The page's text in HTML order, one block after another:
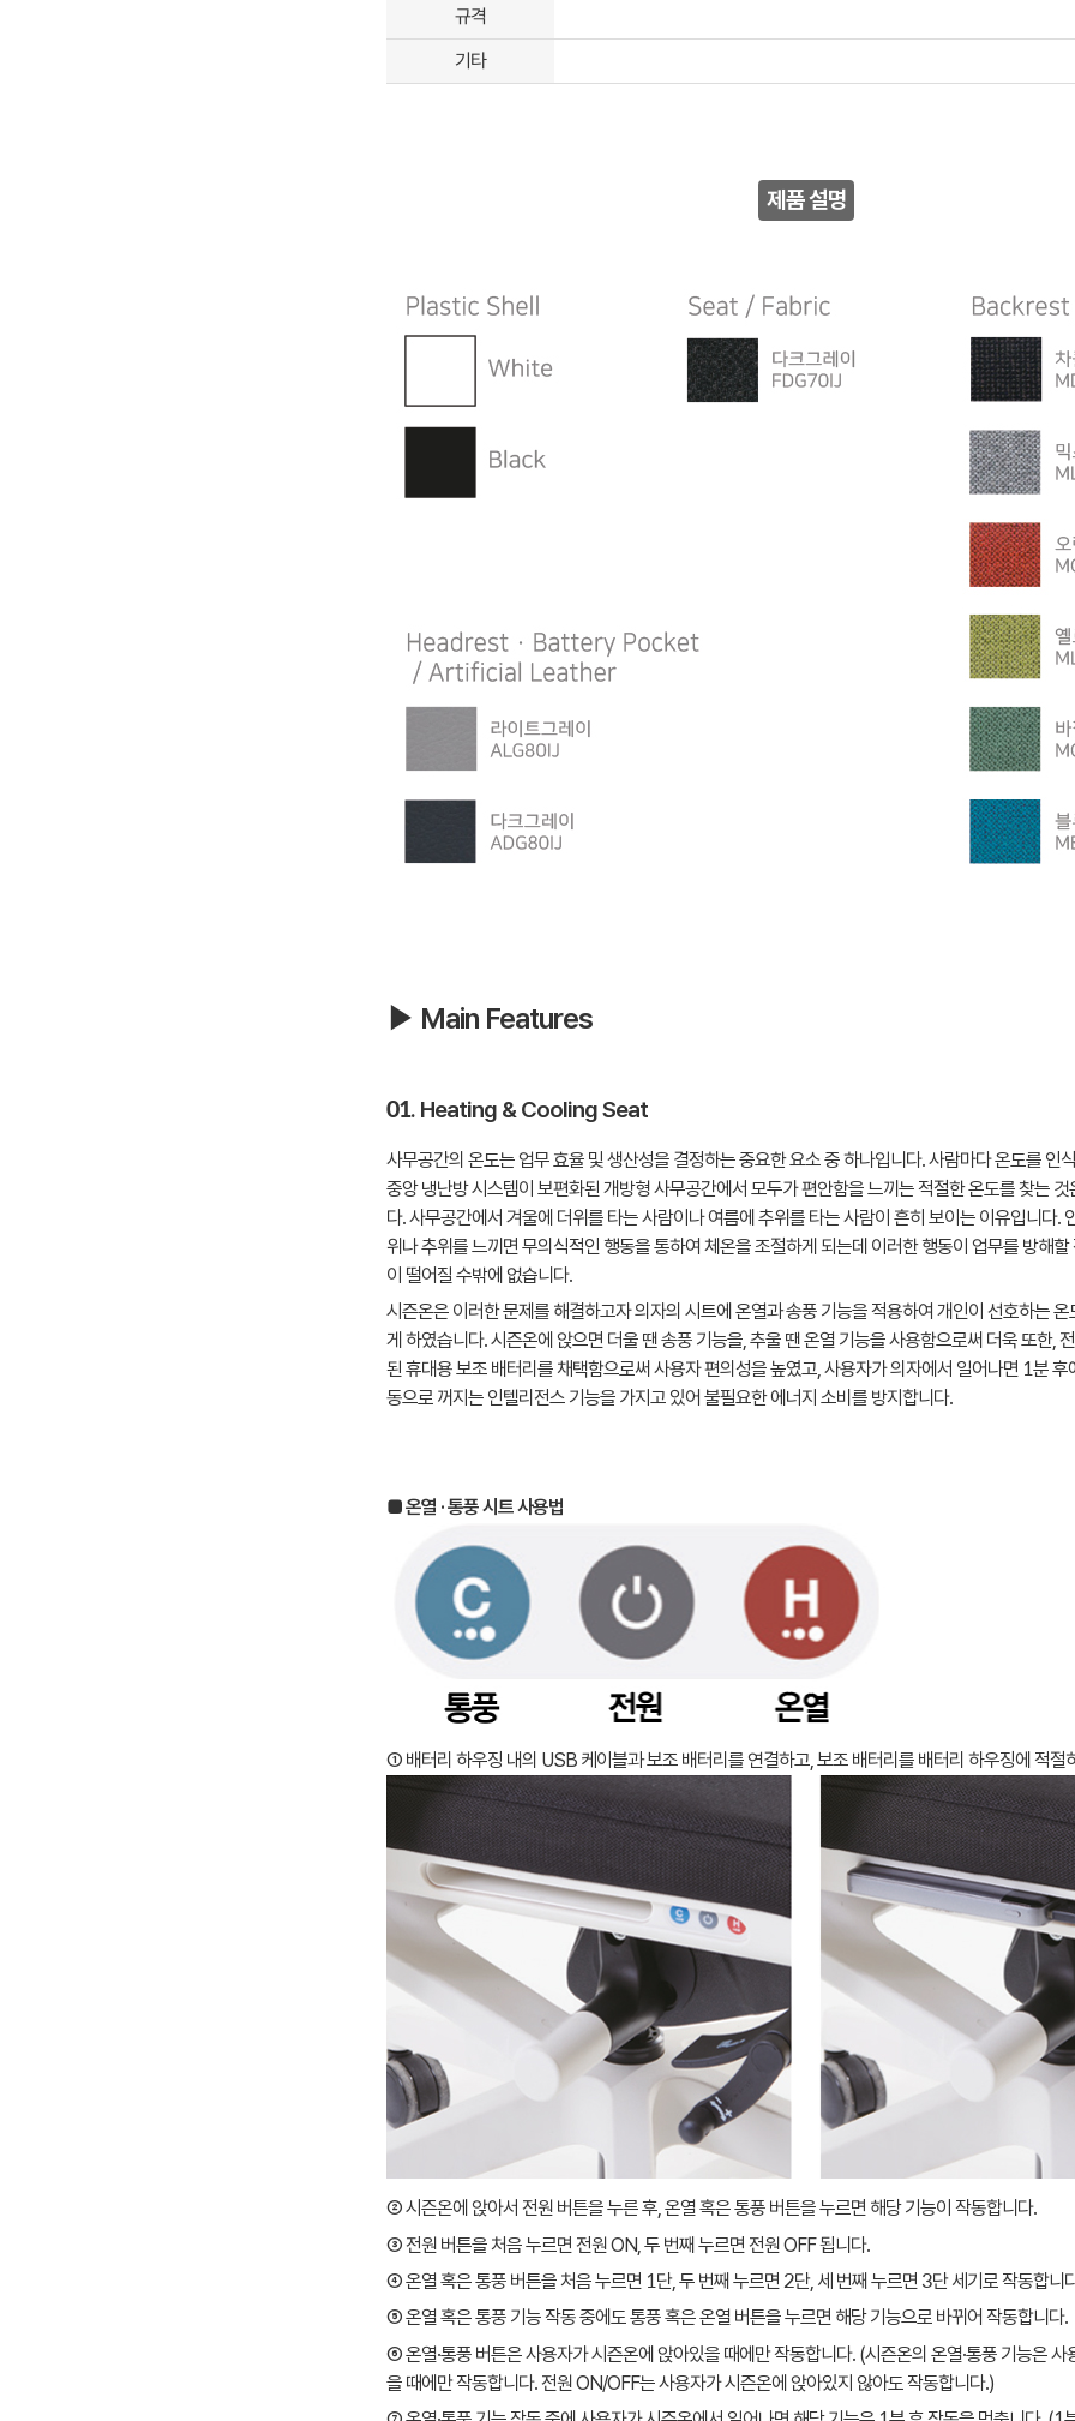
규격
기타
제품 설명
▶ Main Features
01. Heating & Cooling Seat
사무공간의 온도는 업무 효율 및 생산성을 결정하는 중요한 요소 중 하나입니다. 사람마다 온도를 인
중앙 냉난방 시스템이 보편화된 개방형 사무공간에서 모두가 편안함을 느끼는 적절한 온도를 찾는
다. 사무공간에서 겨울에 더위를 타는 사람이나 여름에 추위를 타는 사람이 흔히 보이는 이유입니다.
위나 추위를 느끼면 무의식적인 행동을 통하여 체온을 조절하게 되는데 이러한 행동이 업무를 방해
이 떨어질 수밖에 없습니다.
시즌온은 이러한 문제를 해결하고자 의자의 시트에 온열과 송풍 기능을 적용하여 개인이 선호하는
게 하였습니다. 시즌온에 앉으면 더울 땐 송풍 기능을, 추울 땐 온열 기능을 사용함으로써 더욱 또한,
된 휴대용 보조 배터리를 채택함으로써 사용자 편의성을 높였고, 사용자가 의자에서 일어나면 1분 후
동으로 꺼지는 인텔리전스 기능을 가지고 있어 불필요한 에너지 소비를 방지합니다.
■ 온열 · 통풍 시트 사용법
① 배터리 하우징 내의 USB 케이블과 보조 배터리를 연결하고, 보조 배터리를 배터리 하우징에 적절
② 시즌온에 앉아서 전원 버튼을 누른 후, 온열 혹은 통풍 버튼을 누르면 해당 기능이 작동합니다.
③ 전원 버튼을 처음 누르면 전원 ON, 두 번째 누르면 전원 OFF 됩니다.
④ 온열 혹은 통풍 버튼을 처음 누르면 1단, 두 번째 누르면 2단, 세 번째 누르면 3단 세기로 작동합니
⑤ 온열 혹은 통풍 기능 작동 중에도 통풍 혹은 온열 버튼을 누르면 해당 기능으로 바뀌어 작동합니다.
⑥ 온열·통풍 버튼은 사용자가 시즌온에 앉아있을 때에만 작동합니다. (시즌온의 온열·통풍 기능은 사
을 때에만 작동합니다. 전원 ON/OFF는 사용자가 시즌온에 앉아있지 않아도 작동합니다.)